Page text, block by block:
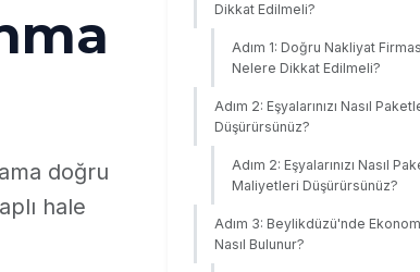
doğru
hale
Dikkat Edilmeli?
Adım 1: Doğru Nakliyat
Nelere Dikkat Edilmeli?
Adım 2: Eşyalarınızı Nasıl
Düşürürsünüz?
Adım 2: Eşyalarınızı Nasıl
Maliyetleri Düşürürsünüz?
Adım 3: Beylikdüzü'nde
Nasıl Bulunur?